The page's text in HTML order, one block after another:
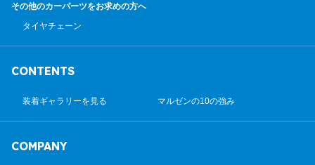
その他のカーパーツをお求めの方へ
タイヤチェーン
CONTENTS
装着ギャラリーを見る マルゼンの10の強み
COMPANY